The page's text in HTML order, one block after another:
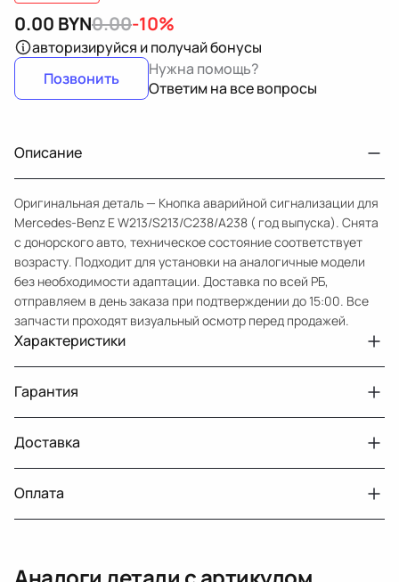
0.00 BYN0.00-10%
авторизируйся и получай бонусы
Позвонить
Нужна помощь?
Ответим на все вопросы
Описание
Оригинальная деталь — Кнопка аварийной сигнализации для
Mercedes-Benz E W213/S213/C238/A238 ( год выпуска). Снята
с донорского авто, техническое состояние соответствует
возрасту. Подходит для установки на аналогичные модели
без необходимости адаптации. Доставка по всей РБ,
отправляем в день заказа при подтверждении до 15:00. Все
запчасти проходят визуальный осмотр перед продажей.
Характеристики
Авто
MercedesBenz E W213
Год
2016 2021
Тег
Мерседес Бенс Е
Гарантия
Двигатели с навесным или без навесного
оборудования
30 дней
Датчик давления топлива, насос
топлива, ТНВД (бензин, дизель), форсунка
14 дней
Доставка
Оплата